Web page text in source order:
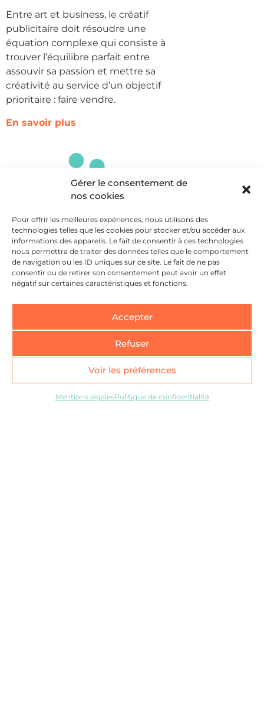
Gérer le consentement de
nos cookies
Pour offrir les meilleures expériences, nous utilisons des
technologies telles que les cookies pour stocker et/ou accéder aux
informations des appareils. Le fait de consentir à ces technologies
nous permettra de traiter des données telles que le comportement
de navigation ou les ID uniques sur ce site. Le fait de ne pas
consentir ou de retirer son consentement peut avoir un effet
négatif sur certaines caractéristiques et fonctions.
Accepter
Refuser
Voir les préférences
Mentions légalesPolitique de confidentialité
Entre art et business, le créatif
publicitaire doit résoudre une
équation complexe qui consiste à
trouver l’équilibre parfait entre
assouvir sa passion et mettre sa
créativité au service d’un objectif
prioritaire : faire vendre.
En savoir plus
Agilité vs ancrage
L’agilité est sans conteste une vertu,
et de celles que notre époque porte
Cependant, n’être qu’agilité, c’est
n’avoir plus de bases, plus de
mais il peut le faire parce qu’il a des
racines, qu’il est ancré dans le sol
En savoir plus